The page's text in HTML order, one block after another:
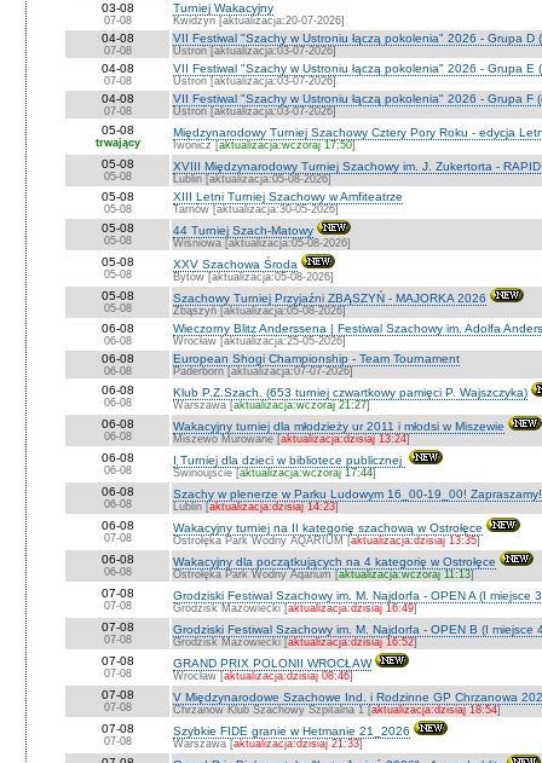
03-08
07-08
Turniej Wakacyjny
Kwidzyn [aktualizacja:20-07-2026]
04-08
07-08
VII Festiwal "Szachy w Ustroniu łączą pokolenia" 2026 - Grupa D
Ustroń [aktualizacja:03-07-2026]
04-08
07-08
VII Festiwal "Szachy w Ustroniu łączą pokolenia" 2026 - Grupa E
Ustroń [aktualizacja:03-07-2026]
04-08
07-08
VII Festiwal "Szachy w Ustroniu łączą pokolenia" 2026 - Grupa F
Ustroń [aktualizacja:03-07-2026]
05-08
trwający
Międzynarodowy Turniej Szachowy Cztery Pory Roku - edycja
Iwonicz [aktualizacja:wczoraj 17:50]
05-08
05-08
XVIII Międzynarodowy Turniej Szachowy im. J. Zukertorta -
Lublin [aktualizacja:05-08-2026]
05-08
05-08
XIII Letni Turniej Szachowy w Amfiteatrze
Tarnów [aktualizacja:30-05-2026]
05-08
05-08
44 Turniej Szach-Matowy
Wiśniowa [aktualizacja:05-08-2026]
05-08
05-08
XXV Szachowa Środa
Bytów [aktualizacja:05-08-2026]
05-08
05-08
Szachowy Turniej Przyjaźni ZBĄSZYŃ - MAJORKA 2026
Zbąszyń [aktualizacja:05-08-2026]
06-08
06-08
Wieczorny Blitz Anderssena | Festiwal Szachowy im. Adolfa
Wrocław [aktualizacja:25-05-2026]
06-08
06-08
European Shogi Championship - Team Tournament
Paderborn [aktualizacja:07-07-2026]
06-08
06-08
Klub P.Z.Szach. (653 turniej czwartkowy pamięci P. Wajszczyka)
Warszawa [aktualizacja:wczoraj 21:27]
06-08
06-08
Wakacyjny turniej dla młodzieży ur 2011 i młodsi w Miszewie
Miszewo Murowane [aktualizacja:dzisiaj 13:24]
06-08
06-08
I Turniej dla dzieci w bibliotece publicznej
Świnoujście [aktualizacja:wczoraj 17:44]
06-08
06-08
Szachy w plenerze w Parku Ludowym 16_00-19_00! Zapraszamy!
Lublin [aktualizacja:dzisiaj 14:23]
06-08
07-08
Wakacyjny turniej na II kategorię szachową w Ostrołęce
Ostrołęka Park Wodny AQARIUM [aktualizacja:dzisiaj 13:35]
06-08
06-08
Wakacyjny dla początkujących na 4 kategorię w Ostrołęce
Ostrołęka Park Wodny Aqarium [aktualizacja:wczoraj 11:13]
07-08
07-08
Grodziski Festiwal Szachowy im. M. Najdorfa - OPEN A (I miejsce
Grodzisk Mazowiecki [aktualizacja:dzisiaj 16:49]
07-08
07-08
Grodziski Festiwal Szachowy im. M. Najdorfa - OPEN B (I miejsce
Grodzisk Mazowiecki [aktualizacja:dzisiaj 16:52]
07-08
07-08
GRAND PRIX POLONII WROCŁAW
Wrocław [aktualizacja:dzisiaj 08:46]
07-08
07-08
V Międzynarodowe Szachowe Ind. i Rodzinne GP Chrzanowa
Chrzanów Klub Szachowy Szpitalna 1 [aktualizacja:dzisiaj 18:54]
07-08
07-08
Szybkie FIDE granie w Hetmanie 21_2026
Warszawa [aktualizacja:dzisiaj 21:33]